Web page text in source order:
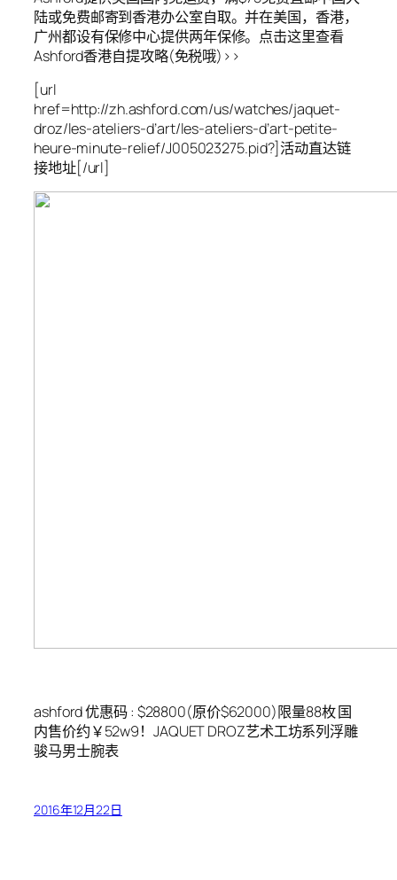
陆或免费邮寄到香港办公室自取。并在美国，香港，
广州都设有保修中心提供两年保修。点击这里查看
Ashford香港自提攻略(免税哦)>>
[url
href=http://zh.ashford.com/us/watches/jaquet-
droz/les-ateliers-d’art/les-ateliers-d’art-petite-
heure-minute-relief/J005023275.pid?]活动直达链
接地址[/url]
ashford 优惠码 : $28800(原价$62000)限量88枚 国
内售价约￥52w9！JAQUET DROZ艺术工坊系列浮雕
骏马男士腕表
2016年12月22日